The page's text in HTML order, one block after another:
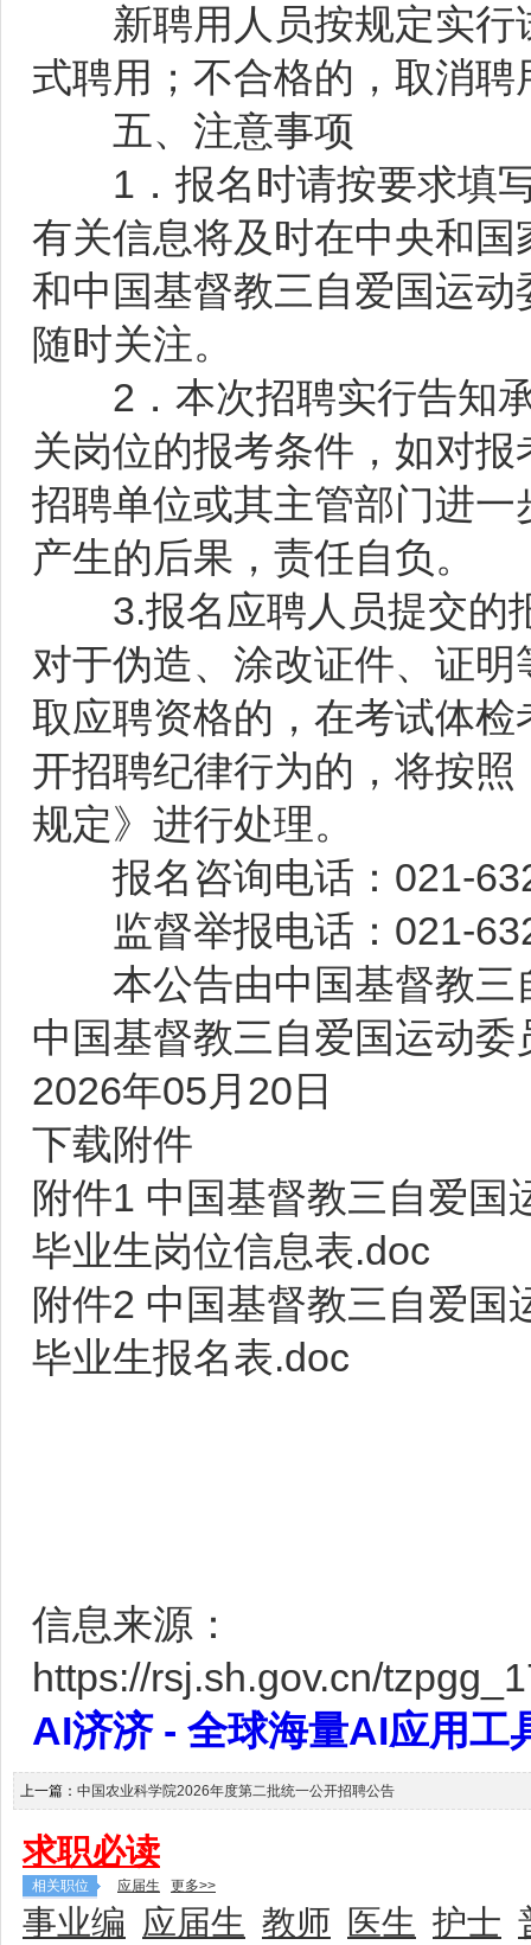
新聘用人员按规定实行
式聘用；不合格的，取消聘
五、注意事项
1．报名时请按要求填写
有关信息将及时在中央和
和中国基督教三自爱国运动
随时关注。
2．本次招聘实行告知承
关岗位的报考条件，如对
招聘单位或其主管部门进
产生的后果，责任自负。
3.报名应聘人员提交的
对于伪造、涂改证件、证
取应聘资格的，在考试体
开招聘纪律行为的，将按
规定》进行处理。
报名咨询电话：021-
监督举报电话：021-
本公告由中国基督教三
中国基督教三自爱国运动委
2026年05月20日
下载附件
附件1 中国基督教三自爱
毕业生岗位信息表.doc
附件2 中国基督教三自爱
毕业生报名表.doc
信息来源：
https://rsj.sh.gov.cn/
AI济济 - 全球海量AI应用
上一篇： 中国农业科学院2026年度第二批统一公开招聘公告
求职必读
相关职位 应届生 更多>>
事业编 应届生 教师 医生 护士